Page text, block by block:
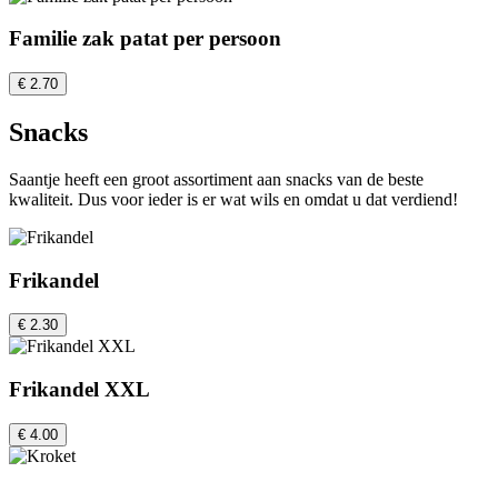
Familie zak patat per persoon
€ 2.70
Snacks
Saantje heeft een groot assortiment aan snacks van de beste
kwaliteit. Dus voor ieder is er wat wils en omdat u dat verdiend!
Frikandel
€ 2.30
Frikandel XXL
€ 4.00